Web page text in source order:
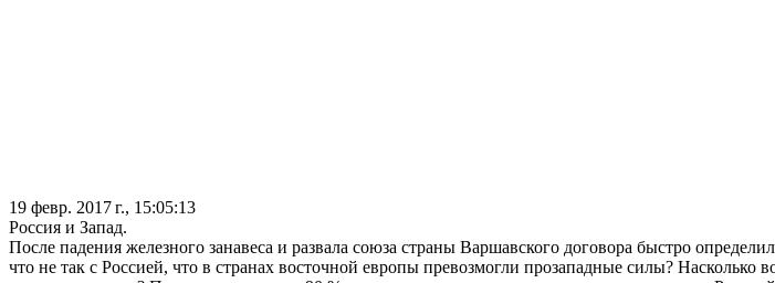
19 февр. 2017 г., 15:05:13
Россия и Запад.
После падения железного занавеса и развала союза страны Варшавского договора быстро
что не так с Россией, что в странах восточной европы превозмогли прозападные силы?